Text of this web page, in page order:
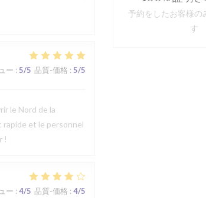
ー : 5/5 品質-価格 : 5/5
le Nord de la
et le personnel
!
ー : 4/5 品質-価格 : 4/5
予約をしたお客様の
す